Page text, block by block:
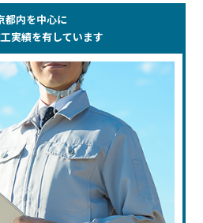
都内を中心に
実績を有しています